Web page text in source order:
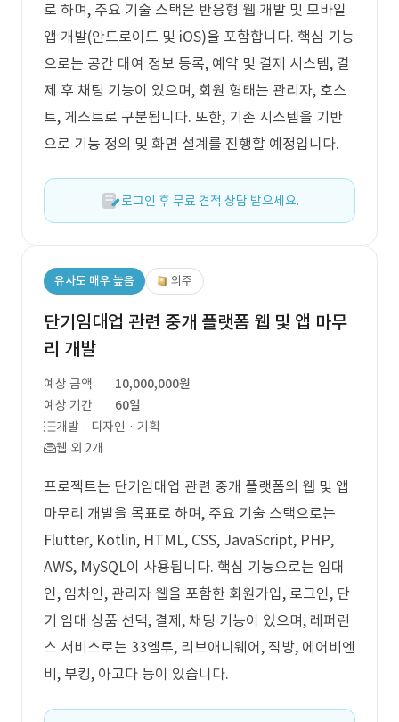
로 하며, 주요 기술 스택은 반응형 웹 개발 및 모바일
앱 개발(안드로이드 및 iOS)을 포함합니다. 핵심 기능
으로는 공간 대여 정보 등록, 예약 및 결제 시스템, 결
제 후 채팅 기능이 있으며, 회원 형태는 관리자, 호스
트, 게스트로 구분됩니다. 또한, 기존 시스템을 기반
으로 기능 정의 및 화면 설계를 진행할 예정입니다.
로그인 후 무료 견적 상담 받으세요.
유사도 매우 높음 외주
단기임대업 관련 중개 플랫폼 웹 및 앱 마무
리 개발
예상 금액
10,000,000원
예상 기간
60일
개발 · 디자인 · 기획
웹 외 2개
프로젝트는 단기임대업 관련 중개 플랫폼의 웹 및 앱
마무리 개발을 목표로 하며, 주요 기술 스택으로는
Flutter, Kotlin, HTML, CSS, JavaScript, PHP,
AWS, MySQL이 사용됩니다. 핵심 기능으로는 임대
인, 임차인, 관리자 웹을 포함한 회원가입, 로그인, 단
기 임대 상품 선택, 결제, 채팅 기능이 있으며, 레퍼런
스 서비스로는 33엠투, 리브애니웨어, 직방, 에어비엔
비, 부킹, 아고다 등이 있습니다.